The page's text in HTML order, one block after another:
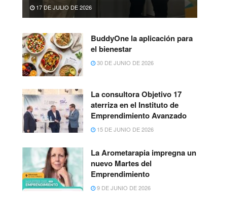
17 DE JULIO DE 2026
BuddyOne la aplicación para
el bienestar
30 DE JUNIO DE 2026
La consultora Objetivo 17
aterriza en el Instituto de
Emprendimiento Avanzado
15 DE JUNIO DE 2026
La Arometarapia impregna un
nuevo Martes del
Emprendimiento
9 DE JUNIO DE 2026